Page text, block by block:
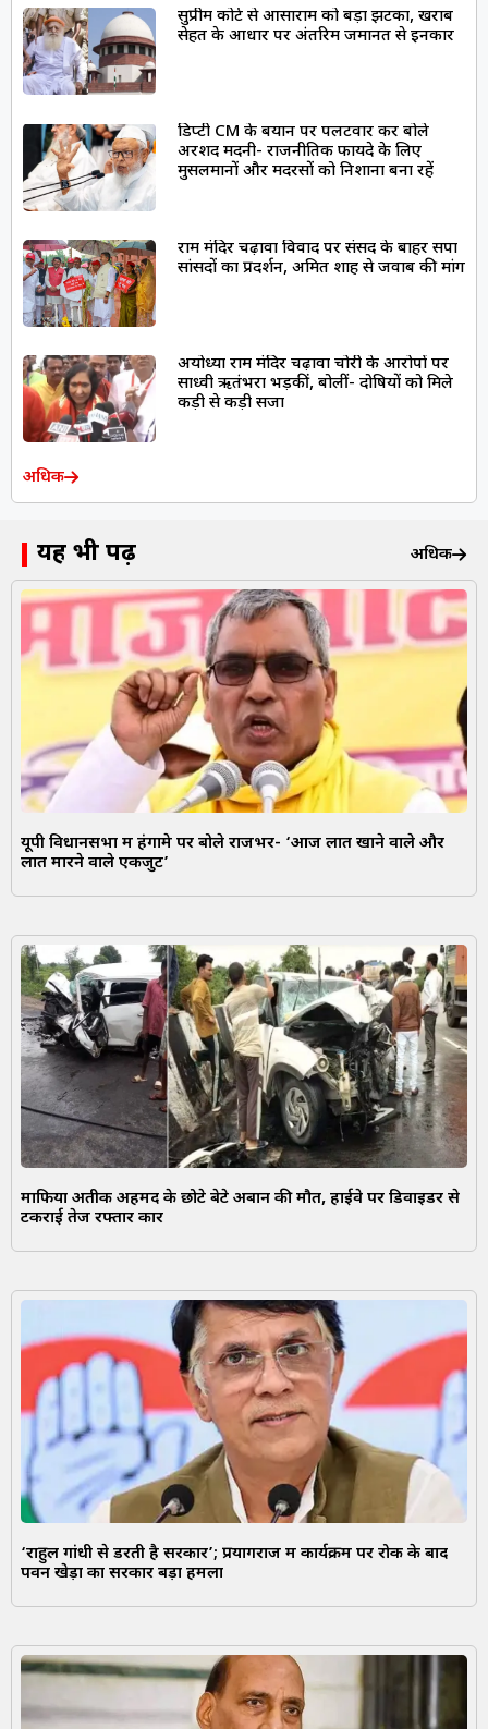
सुप्रीम कोर्ट से आसाराम को बड़ा झटका, खराब
सेहत के आधार पर अंतरिम जमानत से इनकार
डिप्टी CM के बयान पर पलटवार कर बोले
अरशद मदनी- राजनीतिक फायदे के लिए
मुसलमानों और मदरसों को निशाना बना रहें
राम मंदिर चढ़ावा विवाद पर संसद के बाहर सपा
सांसदों का प्रदर्शन, अमित शाह से जवाब की मांग
अयोध्या राम मंदिर चढ़ावा चोरी के आरोपों पर
साध्वी ऋतंभरा भड़कीं, बोलीं- दोषियों को मिले
कड़ी से कड़ी सजा
अधिक
यह भी पढ़ें अधिक
यूपी विधानसभा में हंगामे पर बोले राजभर- ‘आज लात खाने वाले और
लात मारने वाले एकजुट’
माफिया अतीक अहमद के छोटे बेटे अबान की मौत, हाईवे पर डिवाइडर से
टकराई तेज रफ्तार कार
‘राहुल गांधी से डरती है सरकार’; प्रयागराज में कार्यक्रम पर रोक के बाद
पवन खेड़ा का सरकार बड़ा हमला